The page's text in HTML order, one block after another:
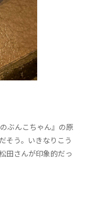
ぶんこちゃん』の原
そう。いきなりこう
田さんが印象的だっ